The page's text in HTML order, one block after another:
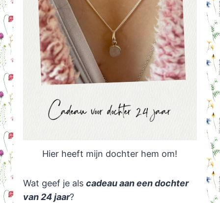
Hier heeft mijn dochter hem om!
Wat geef je als cadeau aan een dochter
van 24 jaar?